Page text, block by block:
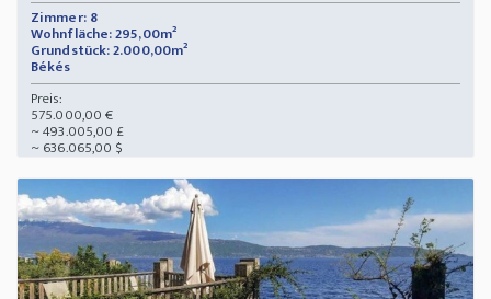
Zimmer: 8
Wohnfläche: 295,00m²
Grundstück: 2.000,00m²
Békés
Preis:
575.000,00 €
~ 493.005,00 £
~ 636.065,00 $